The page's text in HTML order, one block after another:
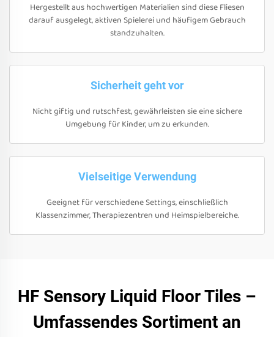
Hergestellt aus hochwertigen Materialien sind diese Fliesen
darauf ausgelegt, aktiven Spielerei und häufigem Gebrauch
standzuhalten.
Sicherheit geht vor
Nicht giftig und rutschfest, gewährleisten sie eine sichere
Umgebung für Kinder, um zu erkunden.
Vielseitige Verwendung
Geeignet für verschiedene Settings, einschließlich
Klassenzimmer, Therapiezentren und Heimspielbereiche.
HF Sensory Liquid Floor Tiles –
Umfassendes Sortiment an